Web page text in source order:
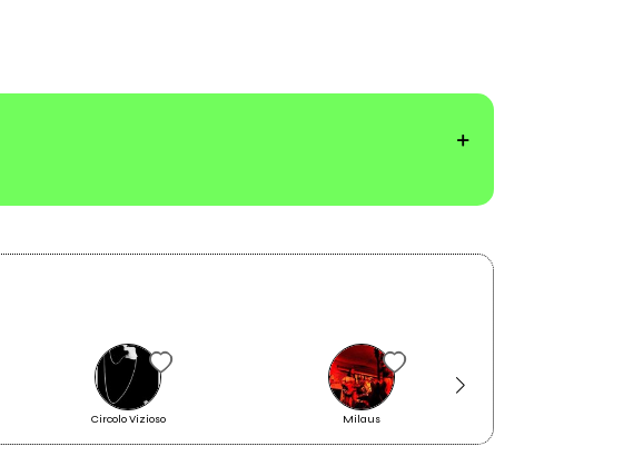
Circolo Vizioso Milaus